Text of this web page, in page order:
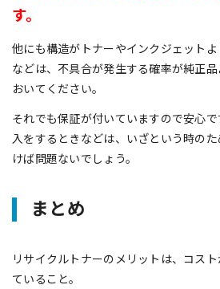
す。
他にも構造がトナーやインクジェット
などは、不具合が発生する確率が純正
おいてください。
それでも保証が付いていますので安心
入をするときなどは、いざという時の
けば問題ないでしょう。
まとめ
リサイクルトナーのメリットは、コス
ていること。